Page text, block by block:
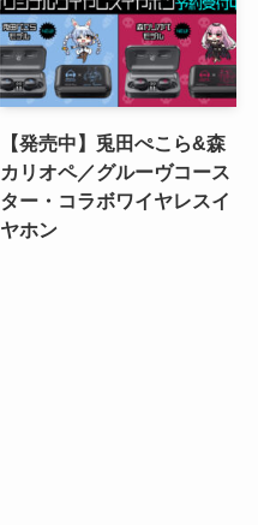
【発売中】兎田ぺこら&森
カリオペ／グルーヴコース
ター・コラボワイヤレスイ
ヤホン